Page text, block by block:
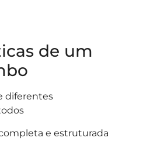
de um
diferentes
e estruturada